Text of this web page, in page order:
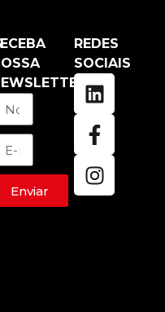
Enviar
REDES
SOCIAIS